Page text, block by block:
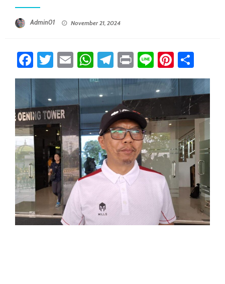
Admin01 November 21, 2024
Facebook
Twitter
EmailWhatsApp
Telegram
PrintLine